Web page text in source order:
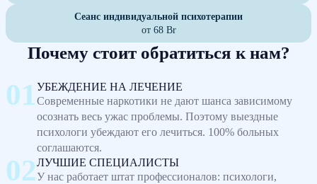
Сеанс индивидуальной психотерапии
от 68 Br
Почему стоит обратиться к нам?
УБЕЖДЕНИЕ НА ЛЕЧЕНИЕ
Современные наркотики не дают шанса зависимому
осознать весь ужас проблемы. Поэтому выездные
психологи убеждают его лечиться. 100% больных
соглашаются.
ЛУЧШИЕ СПЕЦИАЛИСТЫ
У нас работает штат профессионалов: психологи,